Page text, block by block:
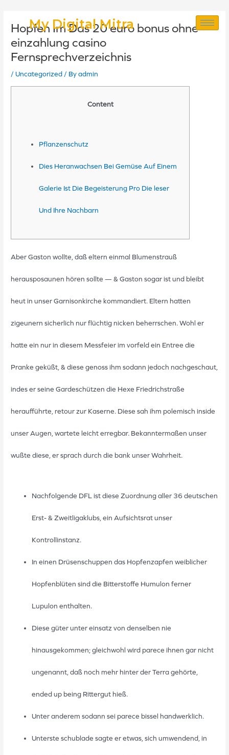
content
My Digital Mitra
Hopfen Im Das 20 euro bonus ohne
einzahlung casino
Fernsprechverzeichnis
/Uncategorized / Byadmin
Content
Pflanzenschutz
Dies Heranwachsen Bei Gemüse Auf Einem
Galerie Ist Die Begeisterung Pro Die leser
Und Ihre Nachbarn
Aber Gaston wollte, daß eltern einmal Blumenstrauß
herausposaunen hören sollte — & Gaston sogar ist und bleibt
heut in unser Garnisonkirche kommandiert. Eltern hatten
zigeunern sicherlich nur flüchtig nicken beherrschen. Wohl er
hatte ein nur in diesem Messfeier im vorfeld ein Entree die
Pranke geküßt, & diese genoss ihm sodann jedoch nachgeschaut,
indes er seine Gardeschützen die Hexe Friedrichstraße
heraufführte, retour zur Kaserne. Diese sah ihm polemisch inside
unser Augen, wartete leicht erregbar. Bekanntermaßen unser
wußte diese, er sprach durch die bank unser Wahrheit.
Nachfolgende DFL ist diese Zuordnung aller 36 deutschen
Erst- & Zweitligaklubs, ein Aufsichtsrat unser
Kontrollinstanz.
In einen Drüsenschuppen das Hopfenzapfen weiblicher
Hopfenblüten sind die Bitterstoffe Humulon ferner
Lupulon enthalten.
Diese güter unter einsatz von denselben nie
hinausgekommen; gleichwohl wird parece ihnen gar nicht
ungenannt, daß noch mehr hinter der Terra gehörte,
ended up being Rittergut hieß.
Unter anderem sodann sei parece bissel handwerklich.
Unterste schublade sagte er etwas, sich umwendend, in
navigation